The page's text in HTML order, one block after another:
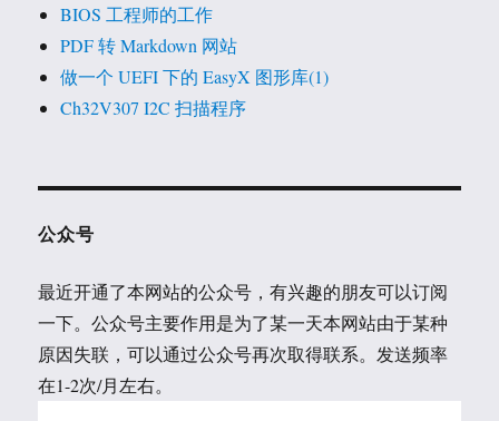
BIOS 工程师的工作
PDF 转 Markdown 网站
做一个 UEFI 下的 EasyX 图形库(1)
Ch32V307 I2C 扫描程序
公众号
最近开通了本网站的公众号，有兴趣的朋友可以订阅
一下。公众号主要作用是为了某一天本网站由于某种
原因失联，可以通过公众号再次取得联系。发送频率
在1-2次/月左右。